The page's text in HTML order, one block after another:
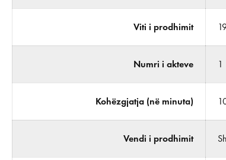
Viti i prodhimit
Numri i akteve 1
Kohëzgjatja (në minuta)
Vendi i prodhimit